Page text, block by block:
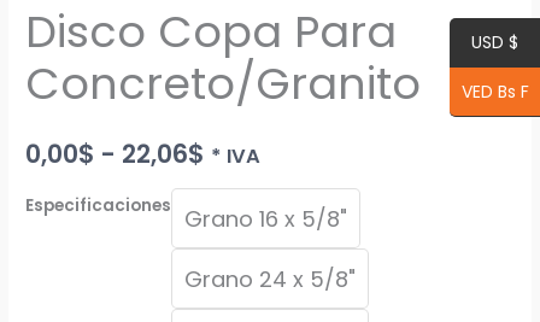
Disco Copa Para
Concreto/Granito
0,00$ - 22,06$
precios:
desde
0,00$
hasta
22,06$
* IVA
Especificaciones
Grano 16 x 5/8"
Grano 24 x 5/8"
Concreto/Granito
cantidad
USD $
VED Bs F